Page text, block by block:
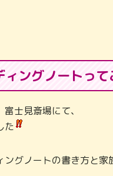
ィングノートっ
士見斎場にて、
た
グノートの書き方と家